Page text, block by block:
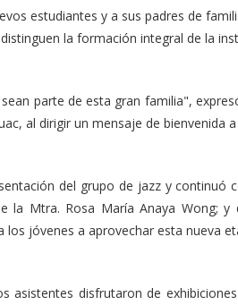
estudiantes y a sus padres de
la formación integral de la
parte de esta gran familia",
al dirigir un mensaje de bienvenida
del grupo de jazz y continuó
la Mtra. Rosa María Anaya Wong;
los jóvenes a aprovechar esta nueva
asistentes disfrutaron de